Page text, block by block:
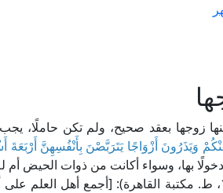
زوجها بعقد صحيح، ولم تكن حاملًا، يجب
وَيَذَرُونَ أَزْوَاجًا يَتَرَبَّصْنَ بِأَنْفُسِهِنَّ
بها، وسواء أكانت من ذوات الحيض أم
قال الإمام ابن قدامة في "المغني" (8/ 115، ط. مكتبة القاهرة):